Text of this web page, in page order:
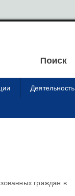
Поиск
Деятельность
граждан в